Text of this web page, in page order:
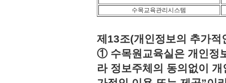
수목교육관리시스템
제13조(개인정보의 추가적
① 수목원교육실은 개인정
라 정보주체의 동의없이